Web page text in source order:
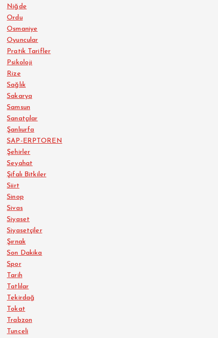
Niğde
Ordu
Osmaniye
Oyuncular
Pratik Tarifler
Psikoloji
Rize
Sağlık
Sakarya
Samsun
Sanatçılar
Şanlıurfa
SAP-ERPTOREN
Şehirler
Seyahat
Şifalı Bitkiler
Siirt
Sinop
Sivas
Siyaset
Siyasetçiler
Şırnak
Son Dakika
Spor
Tarih
Tatlılar
Tekirdağ
Tokat
Trabzon
Tunceli